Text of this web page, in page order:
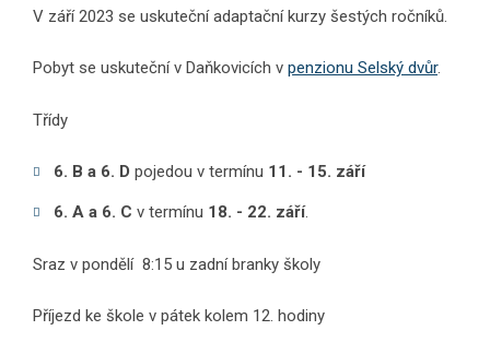
V září 2023 se uskuteční adaptační kurzy šestých ročníků.
Pobyt se uskuteční v Daňkovicích v penzionu Selský dvůr.
Třídy
6. B a 6. D pojedou v termínu 11. - 15. září
6. A a 6. C v termínu 18. - 22. září.
Sraz v pondělí 8:15 u zadní branky školy
Příjezd ke škole v pátek kolem 12. hodiny